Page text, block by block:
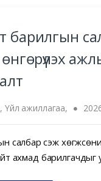
Үйл ажиллагаа,
үүсэж
ахмад